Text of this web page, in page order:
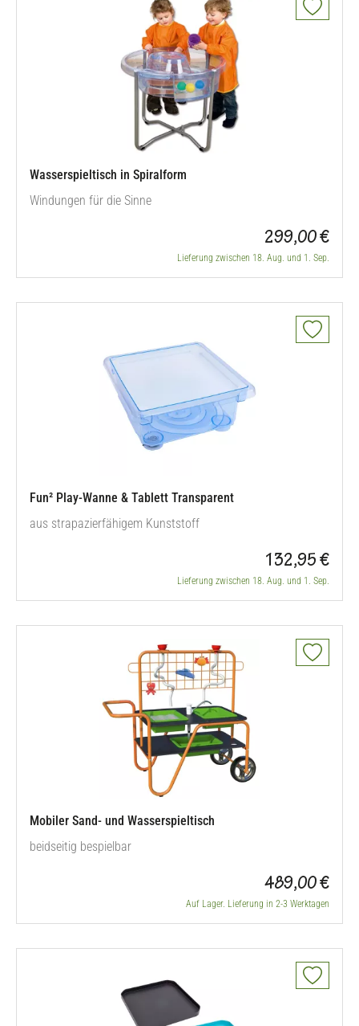
Wasserspieltisch in Spiralform
Windungen für die Sinne
299,00 €
Lieferung zwischen 18. Aug. und 1. Sep.
Fun² Play-Wanne & Tablett Transparent
aus strapazierfähigem Kunststoff
132,95 €
Lieferung zwischen 18. Aug. und 1. Sep.
Mobiler Sand- und Wasserspieltisch
beidseitig bespielbar
489,00 €
Auf Lager. Lieferung in 2-3 Werktagen